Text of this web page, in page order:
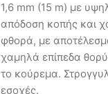
1,6 mm (15 m) με
απόδοση κοπής και
φθορά, με
χαμηλά επίπεδα
το κούρεμα.
εσοχές.